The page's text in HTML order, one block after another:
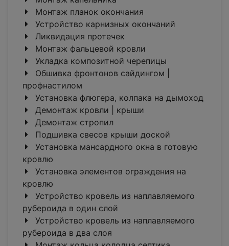
Монтаж планок окончания
Устройство карнизных окончаний
Ликвидация протечек
Монтаж фальцевой кровли
Укладка композитной черепицы
Обшивка фронтонов сайдингом |
профнастилом
Установка флюгера, колпака на дымоход
Демонтаж кровли | крыши
Демонтаж стропил
Подшивка свесов крыши доской
Установка мансардного окна в готовую
кровлю
Установка элементов ограждения на
кровлю
Устройство кровель из наплавляемого
рубероида в один слой
Устройство кровель из наплавляемого
рубероида в два слоя